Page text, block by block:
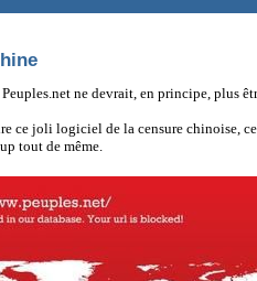
ne devrait, en principe, plus
ce joli logiciel de la censure chinoise,
tout de même.